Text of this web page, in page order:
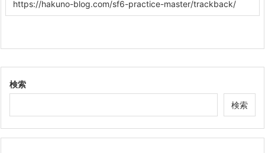
検索
検索